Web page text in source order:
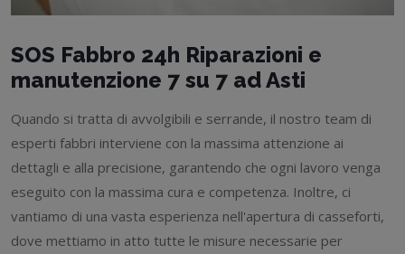
SOS Fabbro 24h Riparazioni e
manutenzione 7 su 7 ad Asti
Quando si tratta di avvolgibili e serrande, il nostro team di
esperti fabbri interviene con la massima attenzione ai
dettagli e alla precisione, garantendo che ogni lavoro venga
eseguito con la massima cura e competenza. Inoltre, ci
vantiamo di una vasta esperienza nell'apertura di casseforti,
dove mettiamo in atto tutte le misure necessarie per